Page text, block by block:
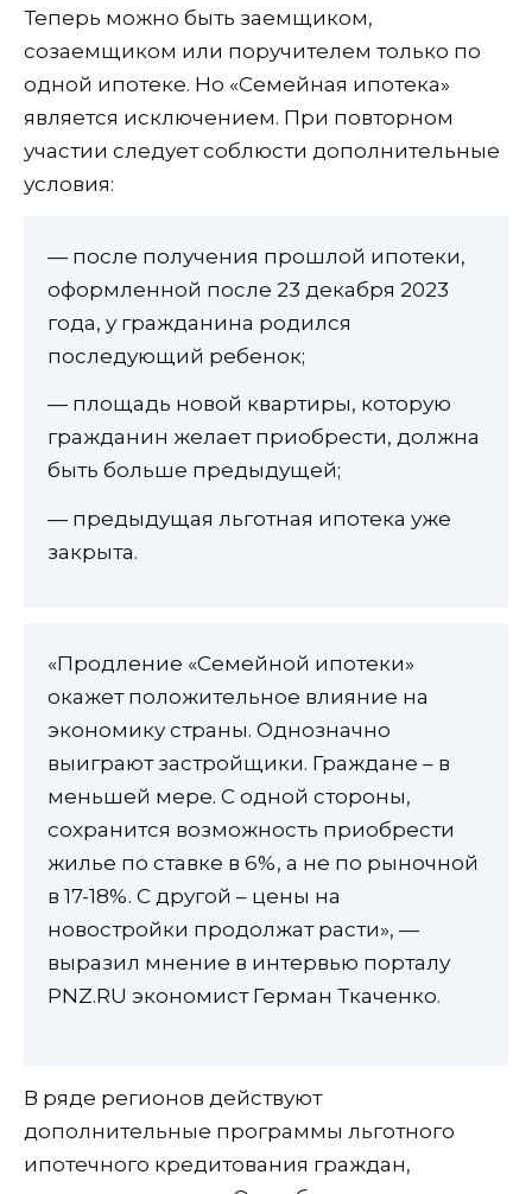
Теперь можно быть заемщиком,
созаемщиком или поручителем только по
одной ипотеке. Но «Семейная ипотека»
является исключением. При повторном
участии следует соблюсти дополнительные
условия:
— после получения прошлой ипотеки,
оформленной после 23 декабря 2023
года, у гражданина родился
последующий ребенок;
— площадь новой квартиры, которую
гражданин желает приобрести, должна
быть больше предыдущей;
— предыдущая льготная ипотека уже
закрыта.
«Продление «Семейной ипотеки»
окажет положительное влияние на
экономику страны. Однозначно
выиграют застройщики. Граждане – в
меньшей мере. С одной стороны,
сохранится возможность приобрести
жилье по ставке в 6%, а не по рыночной
в 17-18%. С другой – цены на
новостройки продолжат расти», —
выразил мнение в интервью порталу
PNZ.RU экономист Герман Ткаченко.
В ряде регионов действуют
дополнительные программы льготного
ипотечного кредитования граждан,